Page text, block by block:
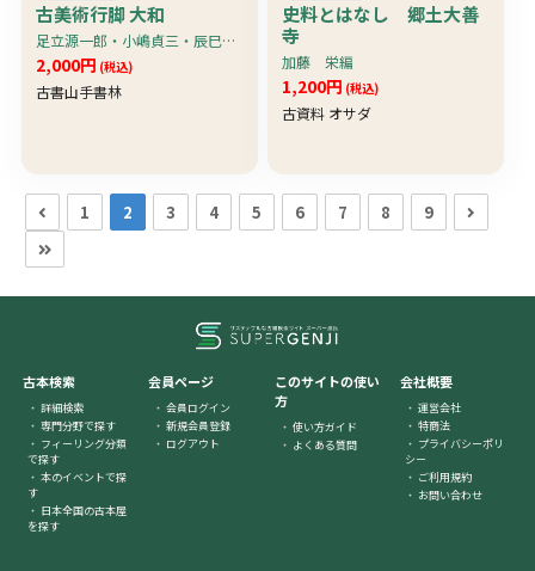
古美術行脚 大和
足立源一郎・小嶋貞三・辰巳利文
2,000円 (税込)
古書山手書林
史料とはなし 郷土大善
寺
加藤 栄編
1,200円 (税込)
古資料 オサダ
1 2 3 4 5 6 7 8 9
古本検索
詳細検索
専門分野で探す
フィーリング分類
で探す
本のイベントで探
す
日本全国の古本屋
を探す
会員ページ
会員ログイン
新規会員登録
ログアウト
このサイトの使い
方
使い方ガイド
よくある質問
会社概要
運営会社
特商法
プライバシーポリ
シー
ご利用規約
お問い合わせ